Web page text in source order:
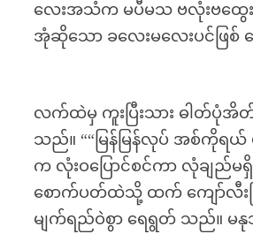
လေးအသံက မပီမသ ဗလုံးဗထွေး
အုံဆိုသော ခလေးမလေးပင်ဖြစ်
လက်ထဲမှ ကူးပြီးသား ဓါတ်ပုံအိ
သည်။ ““မြန်မြန်လုပ် အစ်ကိုရယ် မ
က လုံးဝပြောင်စင်ကာ လုံချည်မ
စောက်ပတ်ထဲသို့ ထက် ကျော်လီး
မျက်ရည်ဝဲစွာ ရေရွတ် သည်။